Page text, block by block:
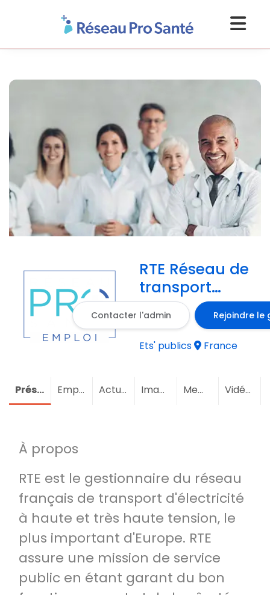
RTE Réseau de
transport
d’électricité
Contacter l'admin Rejoindre le
Ets' publics France
Présentation Emploi Actualités Images Membres Vidéos
À propos
RTE est le gestionnaire du réseau
français de transport d'électricité
à haute et très haute tension, le
plus important d'Europe. RTE
assure une mission de service
public en étant garant du bon